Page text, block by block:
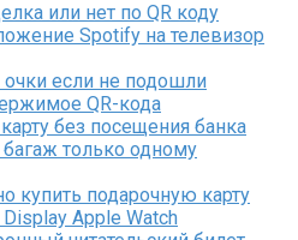
или нет по QR коду
Spotify на телевизор
если не подошли
QR-кода
без посещения банка
только одному
купить подарочную карту
Apple Watch